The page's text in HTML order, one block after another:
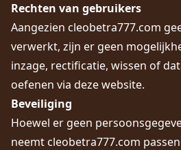
Rechten van gebruikers
Aangezien cleobetra777.com
verwerkt, zijn er geen
inzage, rectificatie, wissen of
oefenen via deze website.
Beveiliging
Hoewel er geen
neemt cleobetra777.com